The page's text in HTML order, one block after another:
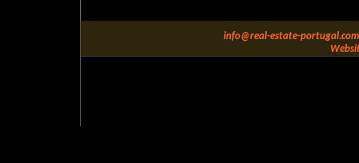
info@real-estate-portugal.com